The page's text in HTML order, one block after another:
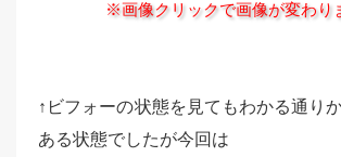
※画像クリックで画像が変わり
↑ビフォーの状態を見てもわかる通り
ある状態でしたが今回は